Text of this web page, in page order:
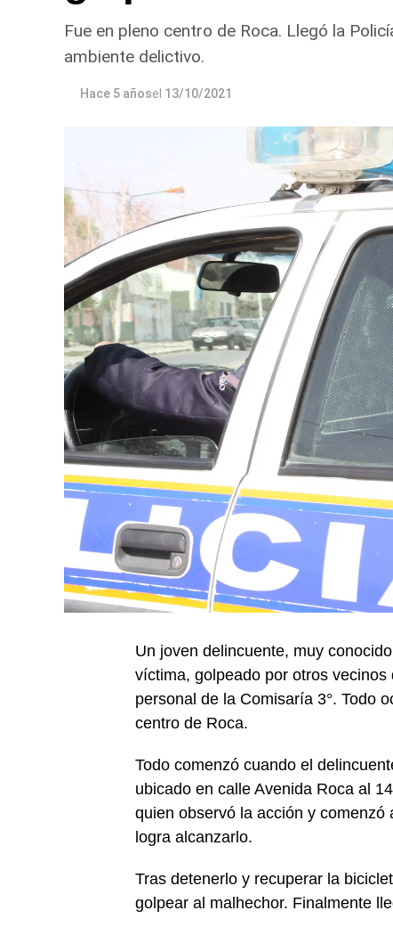
Fue en pleno centro de Roca. Llegó la
ambiente delictivo.
Hace 5 añosel 13/10/2021
Un joven delincuente, muy
víctima, golpeado por otros
personal de la Comisaría 3°. Todo
centro de Roca.
Todo comenzó cuando el
ubicado en calle Avenida Roca al
quien observó la acción y
logra alcanzarlo.
Tras detenerlo y recuperar la
golpear al malhechor. Finalmente